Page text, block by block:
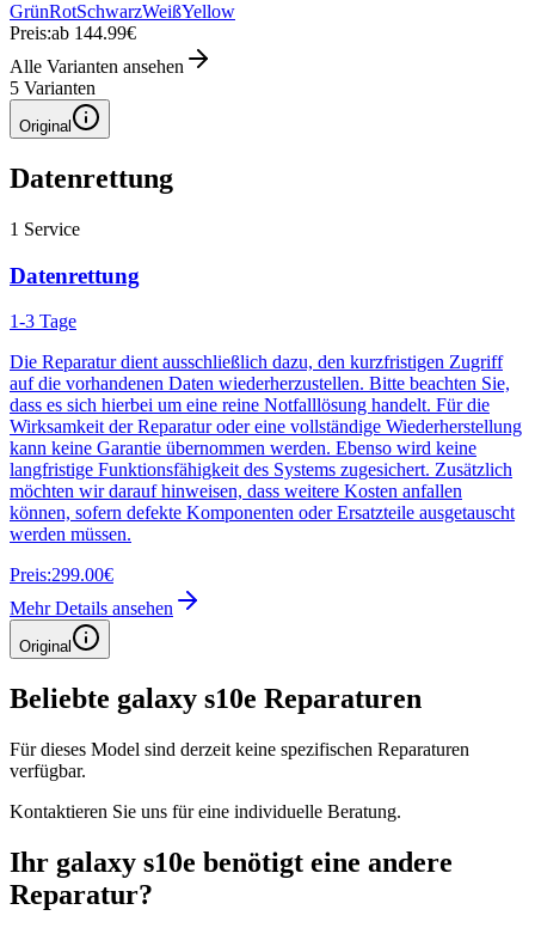
GrünRotSchwarzWeißYellow
Preis:ab 144.99€
Alle Varianten ansehen
5 Varianten
Original
Datenrettung
1 Service
Datenrettung
1-3 Tage
Die Reparatur dient ausschließlich dazu, den kurzfristigen Zugriff
auf die vorhandenen Daten wiederherzustellen. Bitte beachten Sie,
dass es sich hierbei um eine reine Notfalllösung handelt. Für die
Wirksamkeit der Reparatur oder eine vollständige Wiederherstellung
kann keine Garantie übernommen werden. Ebenso wird keine
langfristige Funktionsfähigkeit des Systems zugesichert. Zusätzlich
möchten wir darauf hinweisen, dass weitere Kosten anfallen
können, sofern defekte Komponenten oder Ersatzteile ausgetauscht
werden müssen.
Preis:299.00€
Mehr Details ansehen
Original
Beliebte galaxy s10e Reparaturen
Für dieses Model sind derzeit keine spezifischen Reparaturen
verfügbar.
Kontaktieren Sie uns für eine individuelle Beratung.
Ihr galaxy s10e benötigt eine andere
Reparatur?